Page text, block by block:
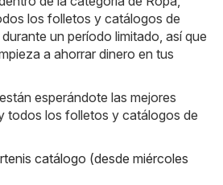
los folletos y catálogos de
un período limitado, así que
a ahorrar dinero en tus
esperándote las mejores
todos los folletos y catálogos de
catálogo (desde miércoles